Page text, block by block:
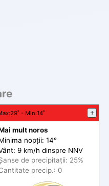
:29˚ - Min:14˚ +
mult noros
nopții: 14°
9 km/h dinspre NNV
de precipitații: 25%
precip.: 0